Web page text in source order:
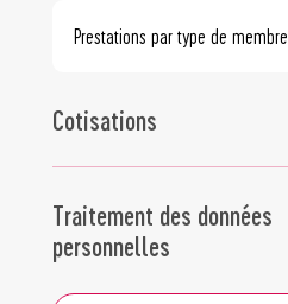
Prestations par type de membre
Cotisations
Traitement des données
personnelles